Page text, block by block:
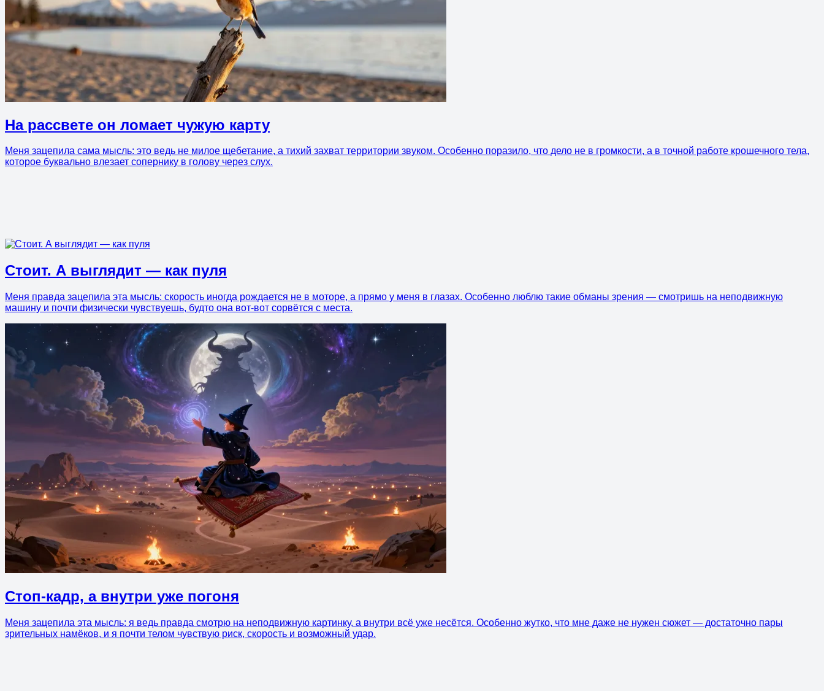
На рассвете он ломает чужую карту
Меня зацепила сама мысль: это ведь не милое щебетание, а тихий захват территории звуком. Особенно поразило, что дело не в громкости, а в точной работе крошечного тела,
которое буквально влезает сопернику в голову через слух.
Стоит. А выглядит — как пуля
Меня правда зацепила эта мысль: скорость иногда рождается не в моторе, а прямо у меня в глазах. Особенно люблю такие обманы зрения — смотришь на неподвижную
машину и почти физически чувствуешь, будто она вот-вот сорвётся с места.
Стоп-кадр, а внутри уже погоня
Меня зацепила эта мысль: я ведь правда смотрю на неподвижную картинку, а внутри всё уже несётся. Особенно жутко, что мне даже не нужен сюжет — достаточно пары
зрительных намёков, и я почти телом чувствую риск, скорость и возможный удар.